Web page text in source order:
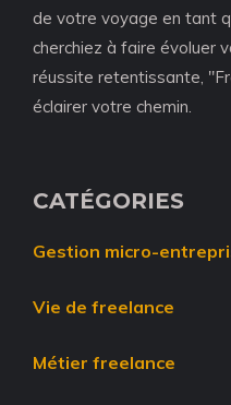
de votre voyage en tant
cherchiez à faire évoluer
réussite retentissante,
éclairer votre chemin.
CATÉGORIES
Gestion micro-
Vie de freelance
Métier freelance